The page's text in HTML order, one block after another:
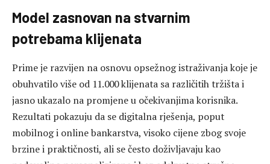
Model zasnovan na stvarnim
potrebama klijenata
Prime je razvijen na osnovu opsežnog istraživanja koje je
obuhvatilo više od 11.000 klijenata sa različitih tržišta i
jasno ukazalo na promjene u očekivanjima korisnika.
Rezultati pokazuju da se digitalna rješenja, poput
mobilnog i online bankarstva, visoko cijene zbog svoje
brzine i praktičnosti, ali se često doživljavaju kao